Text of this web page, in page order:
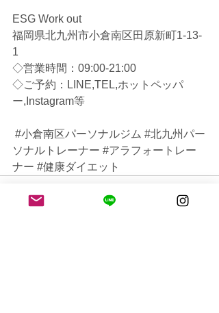
ESG Work out
福岡県北九州市小倉南区田原新町1-13-
1
◇営業時間：09:00-21:00
◇ご予約：LINE,TEL,ホットペッパ
ー,Instagram等
#小倉南区パーソナルジム #北九州パー
ソナルトレーナー #アラフォートレー
ナー #健康ダイエット